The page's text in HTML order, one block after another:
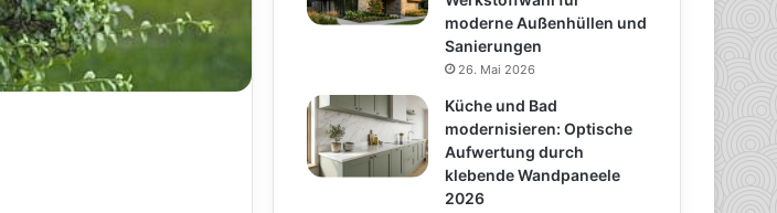
moderne Außenhüllen und
Sanierungen
26. Mai 2026
Küche und Bad
modernisieren: Optische
Aufwertung durch
klebende Wandpaneele
2026